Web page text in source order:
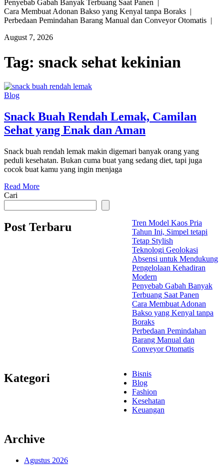
Penyebab Gabah Banyak Terbuang Saat Panen |
Cara Membuat Adonan Bakso yang Kenyal tanpa Boraks |
Perbedaan Pemindahan Barang Manual dan Conveyor Otomatis |
August 7, 2026
Tag: snack sehat kekinian
Blog
Snack Buah Rendah Lemak, Camilan
Sehat yang Enak dan Aman
Snack buah rendah lemak makin digemari banyak orang yang
peduli kesehatan. Bukan cuma buat yang sedang diet, tapi juga
cocok buat kamu yang ingin menjaga
Read More
Cari
Post Terbaru
Tren Model Kaos Pria
Tahun Ini, Simpel tetapi
Tetap Stylish
Teknologi Geolokasi
Absensi untuk Mendukung
Pengelolaan Kehadiran
Modern
Penyebab Gabah Banyak
Terbuang Saat Panen
Cara Membuat Adonan
Bakso yang Kenyal tanpa
Boraks
Perbedaan Pemindahan
Barang Manual dan
Conveyor Otomatis
Kategori
Bisnis
Blog
Fashion
Kesehatan
Keuangan
Archive
Agustus 2026